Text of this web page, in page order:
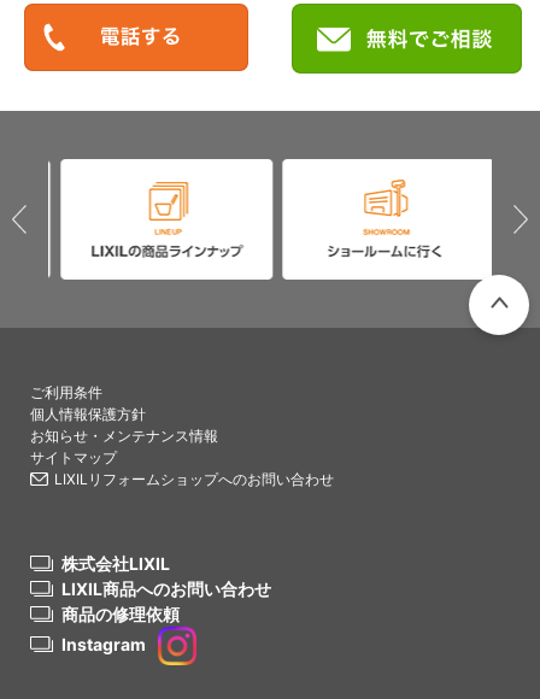
ご利用条件
個人情報保護方針
お知らせ・メンテナンス情報
サイトマップ
LIXILリフォームショップへのお問い合わせ
株式会社LIXIL
LIXIL商品へのお問い合わせ
商品の修理依頼
Instagram